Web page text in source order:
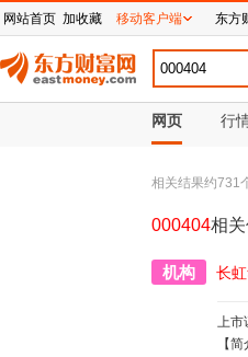
网页 行
相关结果约731
000404相
机构 长
上市
【简
网站首页 加收藏 移动客户端 东方